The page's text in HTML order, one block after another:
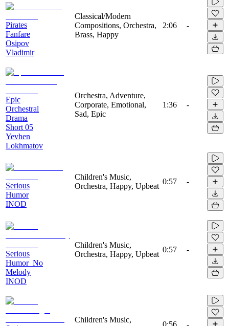
Pirates
Fanfare
Osipov
Vladimir
Classical/Modern
Compositions, Orchestra,
Brass, Happy
2:06 -
Epic
Orchestral
Drama
Short 05
Yevhen
Lokhmatov
Orchestra, Adventure,
Corporate, Emotional,
Sad, Epic
1:36 -
Serious
Humor
INOD
Children's Music,
Orchestra, Happy, Upbeat
0:57 -
Serious
Humor_No
Melody
INOD
Children's Music,
Orchestra, Happy, Upbeat
0:57 -
Children's Music,
0:56 -